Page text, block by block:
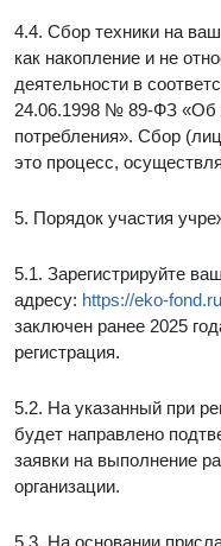
4.4. Сбор техники на
как накопление и не
деятельности в
24.06.1998 № 89-ФЗ «Об
потребления». Сбор
это процесс,
5. Порядок участия
5.1. Зарегистрируйте
адресу: https://eko-
заключен ранее 2025
регистрация.
5.2. На указанный при
будет направлено
заявки на выполнение
организации.
5.3. На основании